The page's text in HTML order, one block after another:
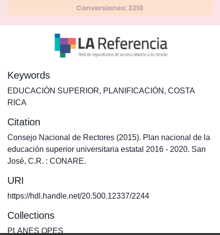
Keywords
EDUCACIÓN SUPERIOR, PLANIFICACIÓN , COSTA
RICA
Citation
Consejo Nacional de Rectores (2015). Plan nacional de la
educación superior universitaria estatal 2016 - 2020. San
José, C.R. : CONARE.
URI
https://hdl.handle.net/20.500.12337/2244
Collections
PLANES OPES